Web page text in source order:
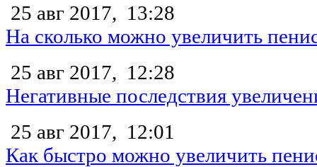
25 авг 2017, 13:28
На сколько можно увеличить
25 авг 2017, 12:28
Негативные последствия
25 авг 2017, 12:01
Как быстро можно увеличить